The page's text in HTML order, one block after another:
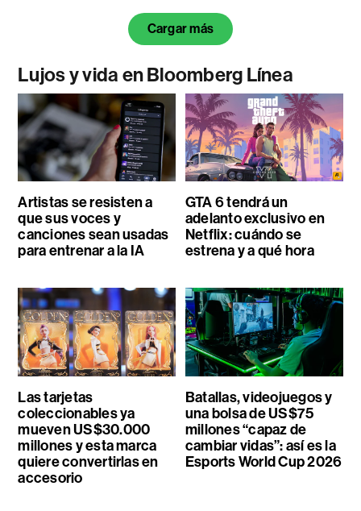
Cargar más
Lujos y vida en Bloomberg Línea
Artistas se resisten a
que sus voces y
canciones sean usadas
para entrenar a la IA
GTA 6 tendrá un
adelanto exclusivo en
Netflix: cuándo se
estrena y a qué hora
Las tarjetas
coleccionables ya
mueven US$30.000
millones y esta marca
quiere convertirlas en
accesorio
Batallas, videojuegos y
una bolsa de US$75
millones “capaz de
cambiar vidas”: así es la
Esports World Cup 2026